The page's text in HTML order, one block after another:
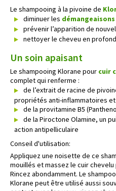
Le shampooing à la pivoine de
diminuer les
prévenir l’apparition de
nettoyer le cheveu en
Un soin apaisant
Le shampooing Klorane pour cuir
complet qui renferme :
de l’extrait de racine de
propriétés anti-inflammatoires
de la provitamine B5
de la Piroctone Olamine, un
action antipelliculaire
Conseil d'utilisation:
Appliquez une noisette de ce
mouillés et massez le cuir
Rincez abondamment. Le
Klorane peut être utilisé aussi